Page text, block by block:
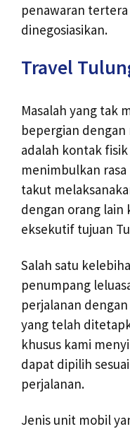
penawaran tertera
dinegosiasikan.
Travel
Masalah yang tak
bepergian
adalah kontak
menimbulkan
takut
dengan orang lain
eksekutif tujuan
Salah satu
penumpang
perjalanan
yang telah
khusus kami
dapat dipilih
perjalanan.
Jenis unit mobil